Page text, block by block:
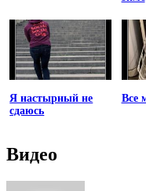
Я настырный не
сдаюсь
Все
Видео